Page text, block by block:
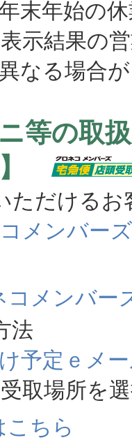
末年始の
示結果の
る場合が
ニ等の取
】
だけるお
メンバーズ
コメンバー
法
け予定ｅメ
取場所を
ちら